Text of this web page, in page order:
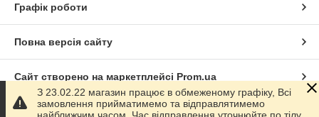
Графік роботи
Повна версія сайту
Сайт створено на маркетплейсі Prom.ua
Політика конфіденційності
З 23.02.22 магазин працює в обмеженому графіку, Всі
замовлення прийматимемо та відправлятимемо